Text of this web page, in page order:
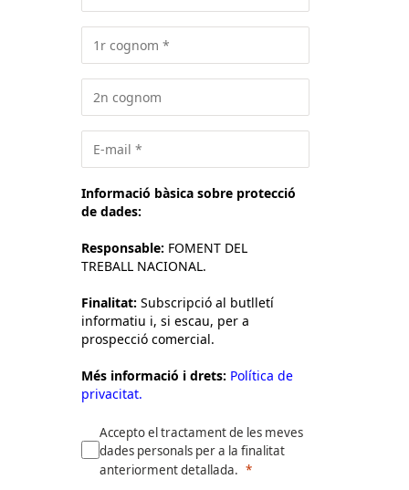
Informació bàsica sobre protecció
de dades:
Responsable: FOMENT DEL
TREBALL NACIONAL.
Finalitat: Subscripció al butlletí
informatiu i, si escau, per a
prospecció comercial.
Més informació i drets: Política de
privacitat.
Accepto el tractament de les meves
dades personals per a la finalitat
anteriorment detallada.